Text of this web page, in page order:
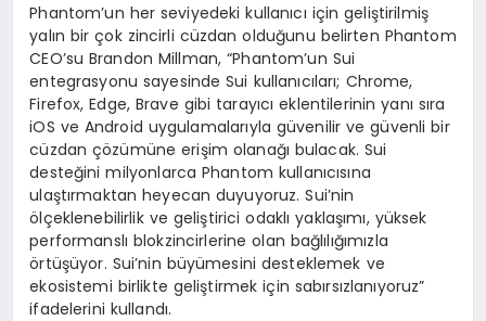
Phantom’un her seviyedeki kullanıcı için geliştirilmiş
yalın bir çok zincirli cüzdan olduğunu belirten Phantom
CEO’su Brandon Millman, “Phantom’un Sui
entegrasyonu sayesinde Sui kullanıcıları; Chrome,
Firefox, Edge, Brave gibi tarayıcı eklentilerinin yanı sıra
iOS ve Android uygulamalarıyla güvenilir ve güvenli bir
cüzdan çözümüne erişim olanağı bulacak. Sui
desteğini milyonlarca Phantom kullanıcısına
ulaştırmaktan heyecan duyuyoruz. Sui’nin
ölçeklenebilirlik ve geliştirici odaklı yaklaşımı, yüksek
performanslı blokzincirlerine olan bağlılığımızla
örtüşüyor. Sui’nin büyümesini desteklemek ve
ekosistemi birlikte geliştirmek için sabırsızlanıyoruz”
ifadelerini kullandı.